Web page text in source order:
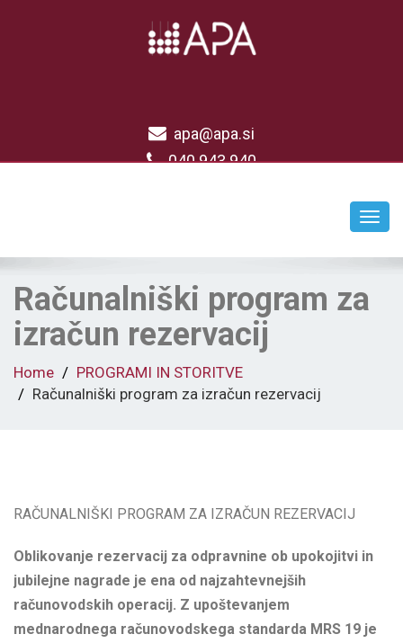
apa@apa.si
040 943 940
Računalniški program za
izračun rezervacij
Home
PROGRAMI IN STORITVE
Računalniški program za izračun rezervacij
RAČUNALNIŠKI PROGRAM ZA IZRAČUN REZERVACIJ
Oblikovanje rezervacij za odpravnine ob upokojitvi in
jubilejne nagrade je ena od najzahtevnejših
računovodskih operacij. Z upoštevanjem
mednarodnega računovodskega standarda MRS 19 je